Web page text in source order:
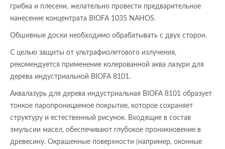
грибка и плесени, желательно провести предварительное
нанесение концентрата BIOFA 1035 NAHOS.
Обшивные доски необходимо обрабатывать с двух сторон.
С целью защиты от ультрафиолетового излучения,
рекомендуется применение колерованной аква лазури для
дерева индустриальной BIOFA 8101.
Аквалазурь для дерева индустриальная BIOFA 8101 образует
тонкое паропроницаемое покрытие, которое сохраняет
структуру и естественный рисунок. Входящие в состав
эмульсии масел, обеспечивают глубокое проникновение в
древесину. Окрашенные поверхности (например, оконные